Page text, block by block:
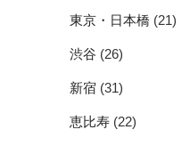
東京・日本橋 (21)
渋谷 (26)
新宿 (31)
恵比寿 (22)